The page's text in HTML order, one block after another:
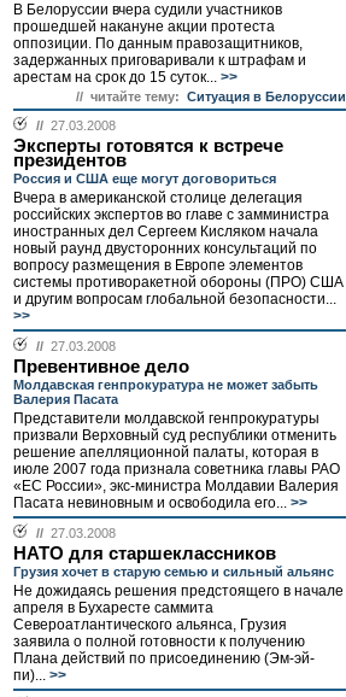
В Белоруссии вчера судили участников
прошедшей накануне акции протеста
оппозиции. По данным правозащитников,
задержанных приговаривали к штрафам и
арестам на срок до 15 суток... >>
// читайте тему: Ситуация в Белоруссии
// 27.03.2008
Эксперты готовятся к встрече
президентов
Россия и США еще могут договориться
Вчера в американской столице делегация
российских экспертов во главе с замминистра
иностранных дел Сергеем Кисляком начала
новый раунд двусторонних консультаций по
вопросу размещения в Европе элементов
системы противоракетной обороны (ПРО) США
и другим вопросам глобальной безопасности...
>>
// 27.03.2008
Превентивное дело
Молдавская генпрокуратура не может забыть
Валерия Пасата
Представители молдавской генпрокуратуры
призвали Верховный суд республики отменить
решение апелляционной палаты, которая в
июле 2007 года признала советника главы РАО
«ЕС России», экс-министра Молдавии Валерия
Пасата невиновным и освободила его... >>
// 27.03.2008
НАТО для старшеклассников
Грузия хочет в старую семью и сильный альянс
Не дожидаясь решения предстоящего в начале
апреля в Бухаресте саммита
Североатлантического альянса, Грузия
заявила о полной готовности к получению
Плана действий по присоединению (Эм-эй-
пи)... >>